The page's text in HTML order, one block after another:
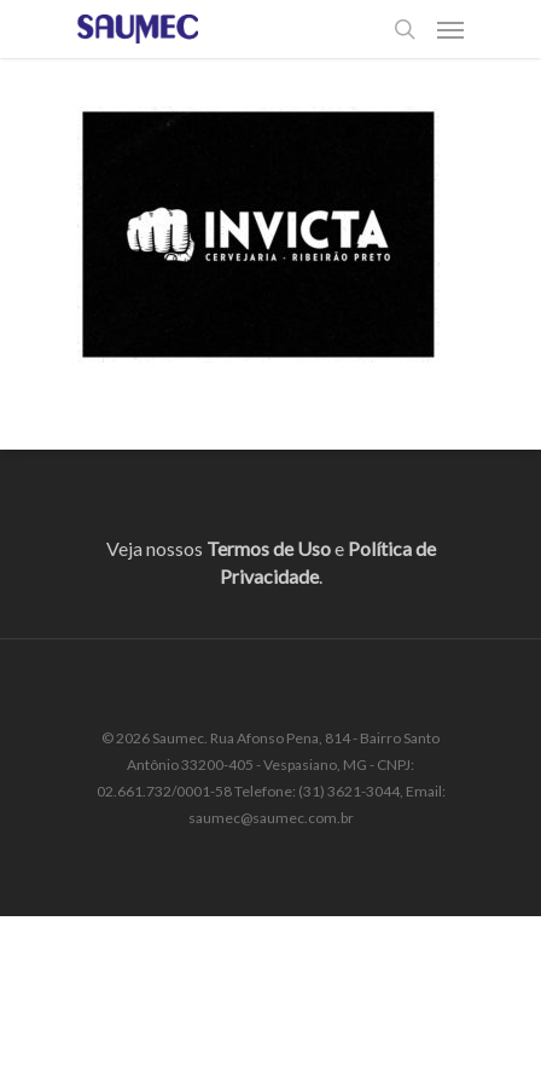
Veja nossos Termos de Usoe Política de
Privacidade.
© 2026 Saumec. Rua Afonso Pena, 814 - Bairro Santo
Antônio 33200-405 - Vespasiano, MG - CNPJ:
02.661.732/0001-58 Telefone: (31) 3621-3044, Email:
saumec@saumec.com.br